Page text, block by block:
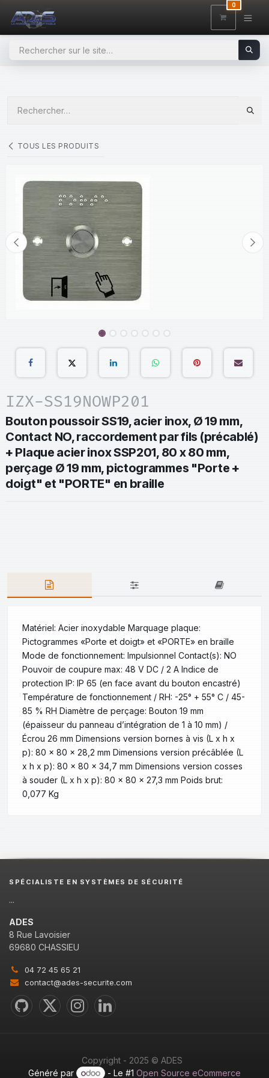
0
TOUS LES PRODUITS
IZX-SS19NOWP201
Bouton poussoir SS19, acier inox, Ø 19 mm,
Contact NO, raccordement par fils (précablé)
+ Plaque acier inox SSP201, 80 x 80 mm,
perçage Ø 19 mm, pictogrammes "Porte +
doigt" et "PORTE" en braille
Matériel: Acier inoxydable Marquage plaque:
Pictogrammes «Porte et doigt» et «PORTE» en braille
Mode de fonctionnement: Impulsionnel Contact(s): NO
Pouvoir de coupure max: 48 V DC / 2 A Indice de
protection IP: IP 65 (en face avant du bouton encastré)
Température de fonctionnement / RH: -25° + 55° C / 45-
85 % RH Diamètre de perçage: Bouton 19 mm
(épaisseur du panneau d’intégration de 1 à 10 mm) /
Écrou 26 mm Dimensions version bornes à vis (L x h x
p): 80 x 80 x 28,2 mm Dimensions version précâblée (L
x h x p): 80 x 80 x 34,7 mm Dimensions version cosses
à souder (L x h x p): 80 x 80 x 27,3 mm Poids brut:
0,077 Kg
SPÉCIALISTE EN SYSTÈMES DE SÉCURITÉ
...
ADES
8 Rue Lavoisier
69680 CHASSIEU
04 72 45 65 21
contact@ades-securite.com
Copyright - 2025 © ADES
Généré par
- Le #1Open Source eCommerce